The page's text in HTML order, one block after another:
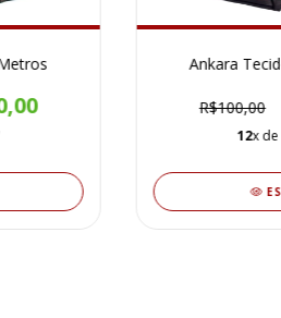
Ankara
R$100,00
12x de